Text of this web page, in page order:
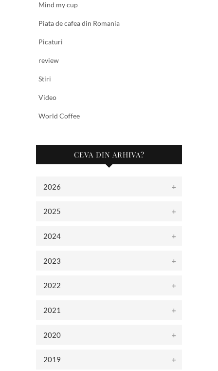
Mind my cup
Piata de cafea din Romania
Picaturi
review
Stiri
Video
World Coffee
CEVA DIN ARHIVA?
2026
2025
2024
2023
2022
2021
2020
2019